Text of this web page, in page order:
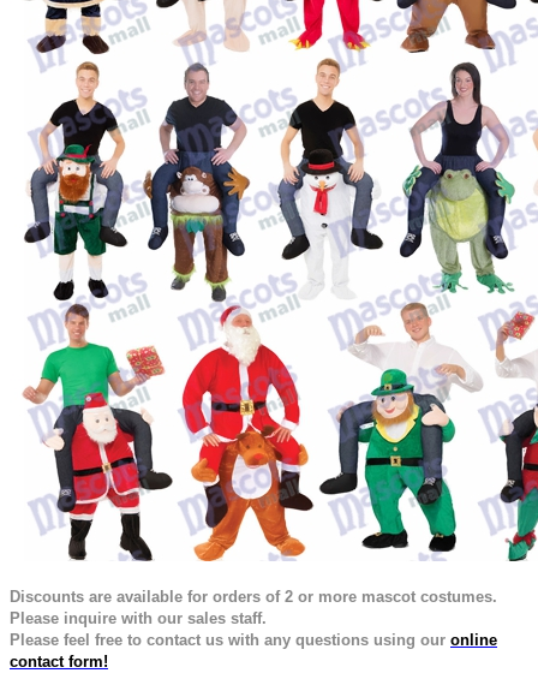
Discounts are available for orders of 2 or more mascot costumes.
Please inquire with our sales staff.
Please feel free to contact us with any questions using our online
contact form!